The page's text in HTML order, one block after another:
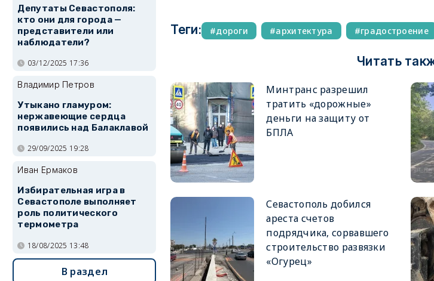
Теги: дороги архитектура градостроение
Читать
Минтранс разрешил
тратить «дорожные»
деньги на защиту от
БПЛА
Севастополь добился
ареста счетов
подрядчика, сорвавшего
строительство развязки
«Огурец»
Депутаты Севастополя:
кто они для города —
представители или
наблюдатели?
03/12/2025 17:36
Владимир Петров
Утыкано гламуром:
нержавеющие сердца
появились над Балаклавой
29/09/2025 19:28
Иван Ермаков
Избирательная игра в
Севастополе выполняет
роль политического
термометра
18/08/2025 13:48
В раздел